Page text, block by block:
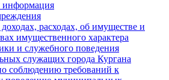
информация
расходах, об имуществе и
имущественного характера
и служебного поведения
служащих города Кургана
соблюдению требований к